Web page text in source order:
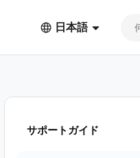
日本語
サポートガイド